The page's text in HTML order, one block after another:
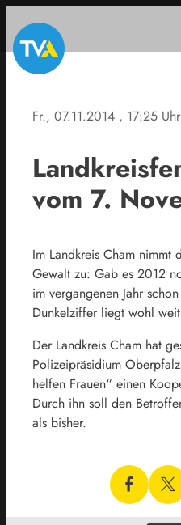
Fr., 07.11.2014 , 17:25 Uhr
vom 7.
Im Landkreis Cham nimmt
Gewalt zu: Gab es 2012
im vergangenen Jahr
Dunkelziffer liegt wohl
Der Landkreis Cham hat
Polizeipräsidium
helfen Frauen“ einen
Durch ihn soll den
als bisher.